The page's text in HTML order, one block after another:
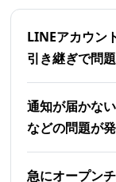
LINEアカウン
引き継ぎで問
通知が届かな
などの問題が
急にオープン